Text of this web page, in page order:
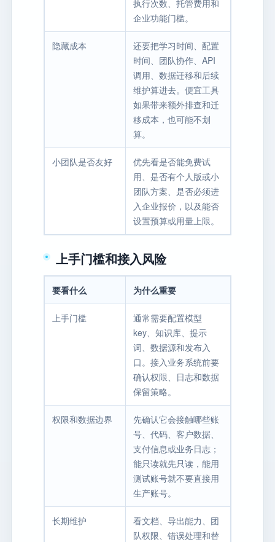
执行次数、托管费用和
企业功能门槛。
隐藏成本
还要把学习时间、配置
时间、团队协作、API
调用、数据迁移和后续
维护算进去。便宜工具
如果带来额外排查和迁
移成本，也可能不划
算。
小团队是否友好
优先看是否能免费试
用、是否有个人版或小
团队方案、是否必须进
入企业报价，以及能否
设置预算或用量上限。
上手门槛和接入风险
要看什么 为什么重要
上手门槛
通常需要配置模型
key、知识库、提示
词、数据源和发布入
口。接入业务系统前要
确认权限、日志和数据
保留策略。
权限和数据边界
先确认它会接触哪些账
号、代码、客户数据、
支付信息或业务日志；
能只读就先只读，能用
测试账号就不要直接用
生产账号。
长期维护
看文档、导出能力、团
队权限、错误处理和替